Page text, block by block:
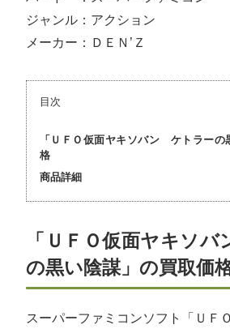
ジャンル：アクション
メーカー：ＤＥＮ’Ｚ
目次
「ＵＦＯ仮面ヤキソバン ケトラーの
格
商品詳細
「ＵＦＯ仮面ヤキソ
の黒い陰謀」の買取価
スーパーファミコンソフト「ＵＦ